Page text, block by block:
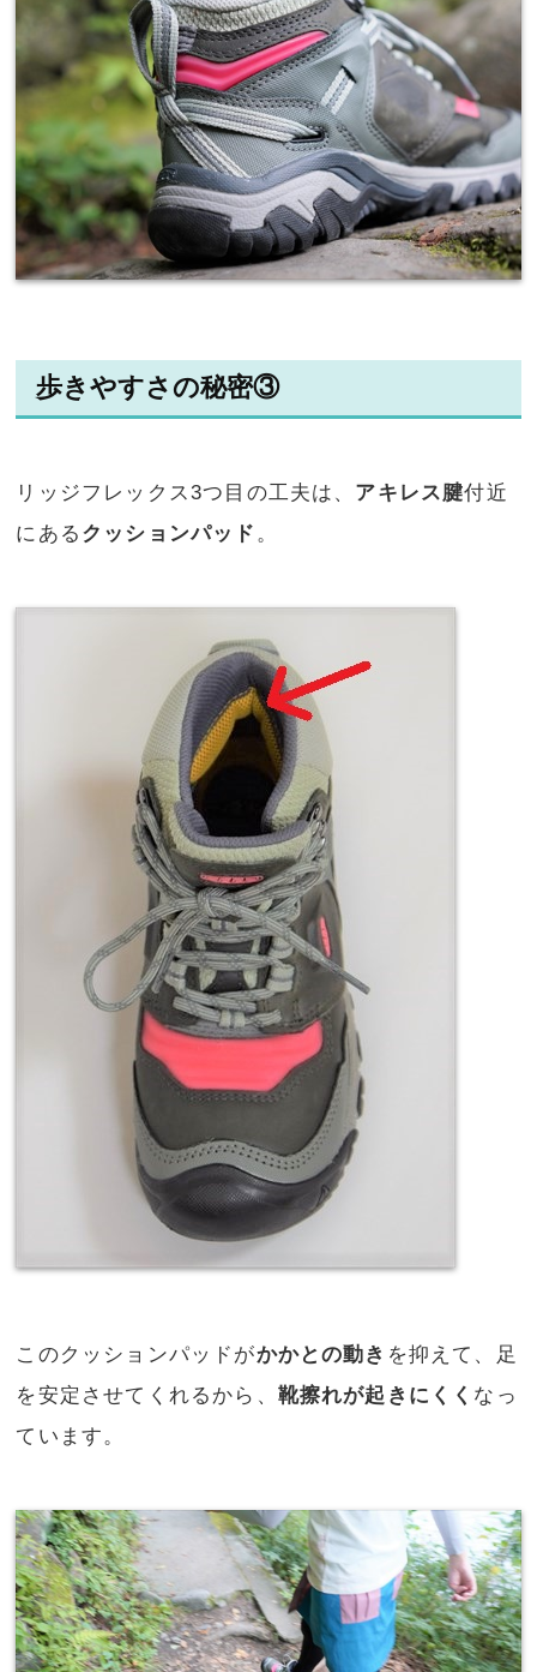
歩きやすさの秘密③
リッジフレックス3つ目の工夫は、 アキレス腱付近
にある クッションパッド 。
このクッションパッドがかかとの動き を抑えて、足
を安定させてくれるから、 靴擦れが起きにくく なっ
ています。